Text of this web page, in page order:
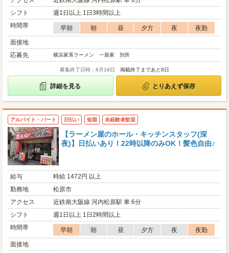
シフト
週1日以上 1日3時間以上
時間帯
早朝 朝 昼 夕方 夜
夜勤
面接地
応募先
横浜家系ラーメン 一新家 別所
募集終了日時：8月18日 掲載終了まであと8日
詳細を見る とりあえず保存
アルバイト・パート 日払い 短期 未経験者歓迎
【ラーメン屋のホール・キッチンスタッフ(深
夜)】日払いあり！22時以降のみOK！髪色自由♪
給与
時給 1472円 以上
勤務地
松原市
アクセス
近鉄南大阪線 河内松原駅 車 6分
シフト
週1日以上 1日2時間以上
時間帯
早朝 朝 昼 夕方 夜
夜勤
面接地